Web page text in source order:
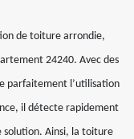
de toiture arrondie,
24240. Avec des
parfaitement l’utilisation
il détecte rapidement
solution. Ainsi, la toiture